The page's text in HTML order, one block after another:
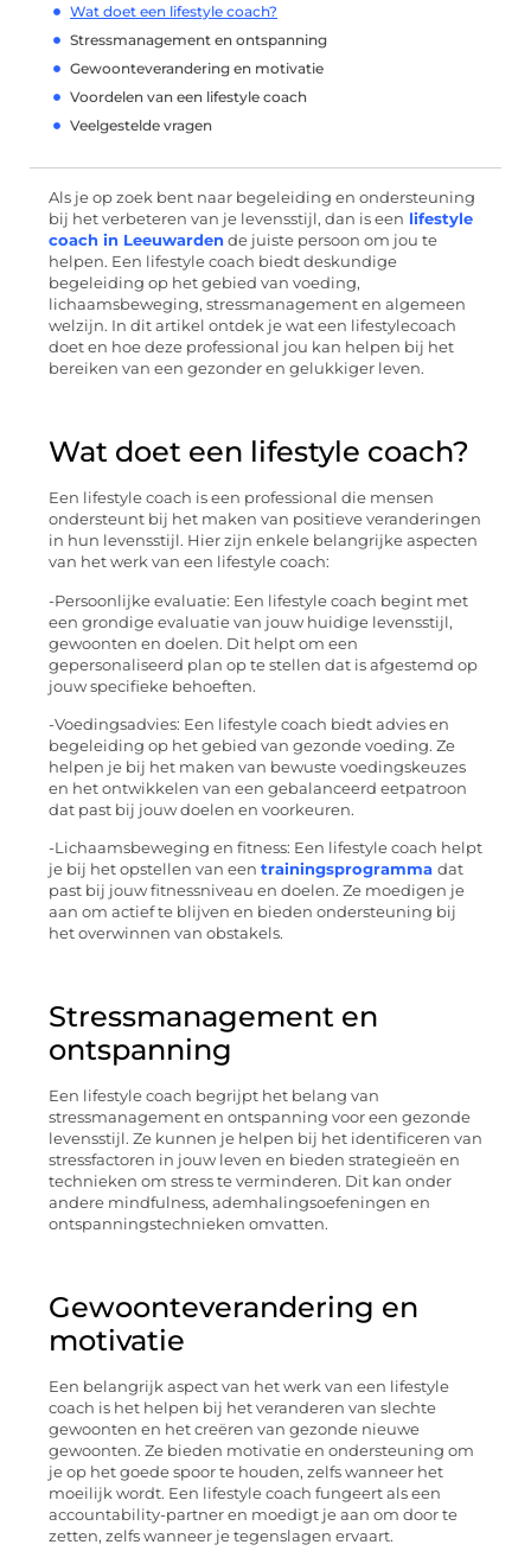
Wat doet een lifestyle coach?
Stressmanagement en ontspanning
Gewoonteverandering en motivatie
Voordelen van een lifestyle coach
Veelgestelde vragen
Als je op zoek bent naar begeleiding en ondersteuning
bij het verbeteren van je levensstijl, dan is een lifestyle
coach in Leeuwarden de juiste persoon om jou te
helpen. Een lifestyle coach biedt deskundige
begeleiding op het gebied van voeding,
lichaamsbeweging, stressmanagement en algemeen
welzijn. In dit artikel ontdek je wat een lifestylecoach
doet en hoe deze professional jou kan helpen bij het
bereiken van een gezonder en gelukkiger leven.
Wat doet een lifestyle coach?
Een lifestyle coach is een professional die mensen
ondersteunt bij het maken van positieve veranderingen
in hun levensstijl. Hier zijn enkele belangrijke aspecten
van het werk van een lifestyle coach:
-Persoonlijke evaluatie: Een lifestyle coach begint met
een grondige evaluatie van jouw huidige levensstijl,
gewoonten en doelen. Dit helpt om een
gepersonaliseerd plan op te stellen dat is afgestemd op
jouw specifieke behoeften.
-Voedingsadvies: Een lifestyle coach biedt advies en
begeleiding op het gebied van gezonde voeding. Ze
helpen je bij het maken van bewuste voedingskeuzes
en het ontwikkelen van een gebalanceerd eetpatroon
dat past bij jouw doelen en voorkeuren.
-Lichaamsbeweging en fitness: Een lifestyle coach helpt
je bij het opstellen van een trainingsprogramma dat
past bij jouw fitnessniveau en doelen. Ze moedigen je
aan om actief te blijven en bieden ondersteuning bij
het overwinnen van obstakels.
Stressmanagement en
ontspanning
Een lifestyle coach begrijpt het belang van
stressmanagement en ontspanning voor een gezonde
levensstijl. Ze kunnen je helpen bij het identificeren van
stressfactoren in jouw leven en bieden strategieën en
technieken om stress te verminderen. Dit kan onder
andere mindfulness, ademhalingsoefeningen en
ontspanningstechnieken omvatten.
Gewoonteverandering en
motivatie
Een belangrijk aspect van het werk van een lifestyle
coach is het helpen bij het veranderen van slechte
gewoonten en het creëren van gezonde nieuwe
gewoonten. Ze bieden motivatie en ondersteuning om
je op het goede spoor te houden, zelfs wanneer het
moeilijk wordt. Een lifestyle coach fungeert als een
accountability-partner en moedigt je aan om door te
zetten, zelfs wanneer je tegenslagen ervaart.